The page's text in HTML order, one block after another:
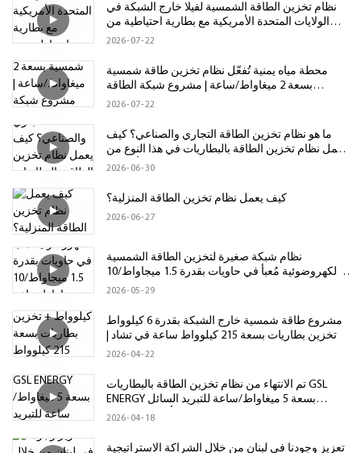
نظام تخزين الطاقة الشمسية لفيلا خارج الشبكة في
الولايات المتحدة الأمريكية مع بطارية احتياطية من
2026 07 22
محطة مياه يمنية تُفعّل نظام تخزين طاقة شمسية
بسعة 2 ميغاواط/ساعة | مشروع شبكة الطاقة
2026 07 22
ما هو نظام تخزين الطاقة التجاري والصناعي؟ كيف
يعمل نظام تخزين الطاقة بالبطاريات في هذا النوع من
الأنظمة؟
2026 06 30
كيف يعمل نظام تخزين الطاقة المنزلية؟
2026 06 27
نظام شبكة صغيرة لتخزين الطاقة الشمسية
الكهروضوئية مُعبأ في حاويات بقدرة 1.5 ميجاواط/10
ميجاواط ساعة لتطبيقات متصلة/غير متصلة بالشبكة
2026 05 29
مشروع طاقة شمسية خارج الشبكة بقدرة 6 كيلوواط
+ تخزين بطاريات بسعة 215 كيلوواط ساعة في تشاد |
نظام تخزين طاقة منخفض الجهد
2026 04 22
تم الانتهاء من نظام تخزين الطاقة بالبطاريات GSL
ENERGY بسعة 5 ميغاواط/ساعة للتبريد السائل
وشحنه إلى أوروبا الشرقية
2026 04 18
تعزيز وجودنا في لبنان من خلال الشراكة الاستراتيجية